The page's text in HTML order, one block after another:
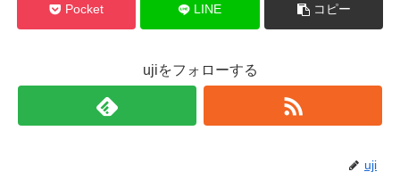
Pocket LINE コピー
ujiをフォローする
uji